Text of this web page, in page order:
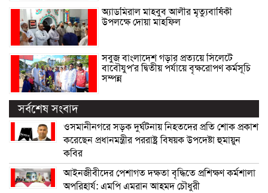
অ্যাডমিরাল মাহবুব আলীর মৃত্যুবার্ষিকী
উপলক্ষে দোয়া মাহফিল
সবুজ বাংলাদেশ গড়ার প্রত্যয়ে সিলেটে
বাবৌযুপ’র দ্বিতীয় পর্যায়ে বৃক্ষরোপণ কর্মসূচি
সম্পন্ন
সর্বশেষ সংবাদ
ওসমানীনগরে সড়ক দুর্ঘটনায় নিহতদের প্রতি শোক প্রকাশ
করেছেন প্রধানমন্ত্রীর পররাষ্ট্র বিষয়ক উপদেষ্টা হুমায়ুন
কবির
আইনজীবীদের পেশাগত দক্ষতা বৃদ্ধিতে প্রশিক্ষণ কর্মশালা
অপরিহার্য: এমপি এমরান আহমদ চৌধুরী